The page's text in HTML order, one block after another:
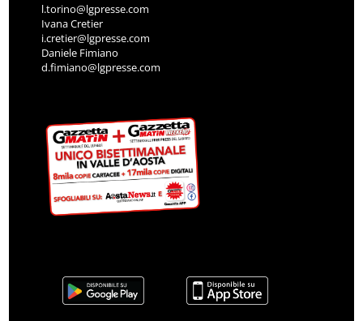
l.torino@lgpresse.com
Ivana Cretier
i.cretier@lgpresse.com
Daniele Fimiano
d.fimiano@lgpresse.com